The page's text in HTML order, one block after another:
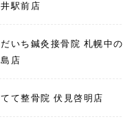
井駅前店
だいち鍼灸接骨院 札幌中の
島店
てて整骨院 伏見啓明店